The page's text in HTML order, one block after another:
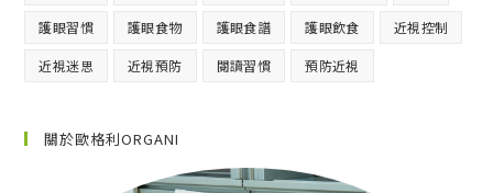
護眼習慣 護眼食物 護眼食譜 護眼飲食 近視控制
近視迷思 近視預防 閱讀習慣 預防近視
關於歐格利ORGANI